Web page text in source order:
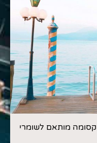
מותאם לשומרי